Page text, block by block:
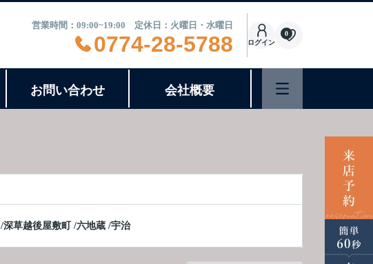
営業時間：09:00~19:00 定休日：火曜日・水曜日
0774-28-5788 ログイン
0
お問い合わせ 会社概要
/深草越後屋敷町 /六地蔵 /宇治